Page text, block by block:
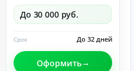
До 30 000 руб.
До 32 дней
Срок
Оформить